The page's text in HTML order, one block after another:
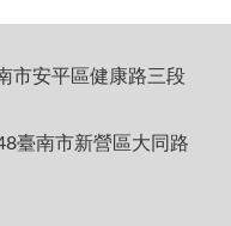
市安平區健康路三段
臺南市新營區大同路